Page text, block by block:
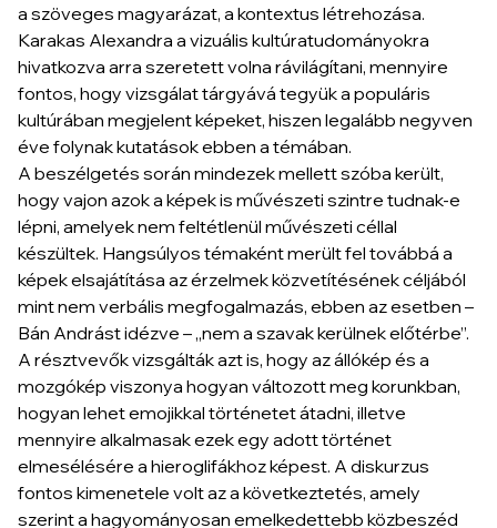
a szöveges magyarázat, a kontextus létrehozása.
Karakas Alexandra a vizuális kultúratudományokra
hivatkozva arra szeretett volna rávilágítani, mennyire
fontos, hogy vizsgálat tárgyává tegyük a populáris
kultúrában megjelent képeket, hiszen legalább negyven
éve folynak kutatások ebben a témában.
A beszélgetés során mindezek mellett szóba került,
hogy vajon azok a képek is művészeti szintre tudnak-e
lépni, amelyek nem feltétlenül művészeti céllal
készültek. Hangsúlyos témaként merült fel továbbá a
képek elsajátítása az érzelmek közvetítésének céljából
mint nem verbális megfogalmazás, ebben az esetben –
Bán Andrást idézve – „nem a szavak kerülnek előtérbe”.
A résztvevők vizsgálták azt is, hogy az állókép és a
mozgókép viszonya hogyan változott meg korunkban,
hogyan lehet emojikkal történetet átadni, illetve
mennyire alkalmasak ezek egy adott történet
elmesélésére a hieroglifákhoz képest. A diskurzus
fontos kimenetele volt az a következtetés, amely
szerint a hagyományosan emelkedettebb közbeszéd